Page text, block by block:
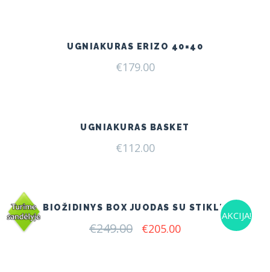
UGNIAKURAS ERIZO 40×40
€179.00
UGNIAKURAS BASKET
€112.00
AKCIJA!
BIOŽIDINYS BOX JUODAS SU STIKLU
€249.00 Original
€205.00Current